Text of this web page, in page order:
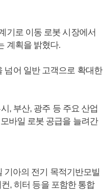
기로 이동 로봇 시장에서
계획을 밝혔다.
넘어 일반 고객으로 확대한
, 부산, 광주 등 주요 산업
바일 로봇 공급을 늘려간
기아의 전기 목적기반모빌
, 히터 등을 포함한 통합